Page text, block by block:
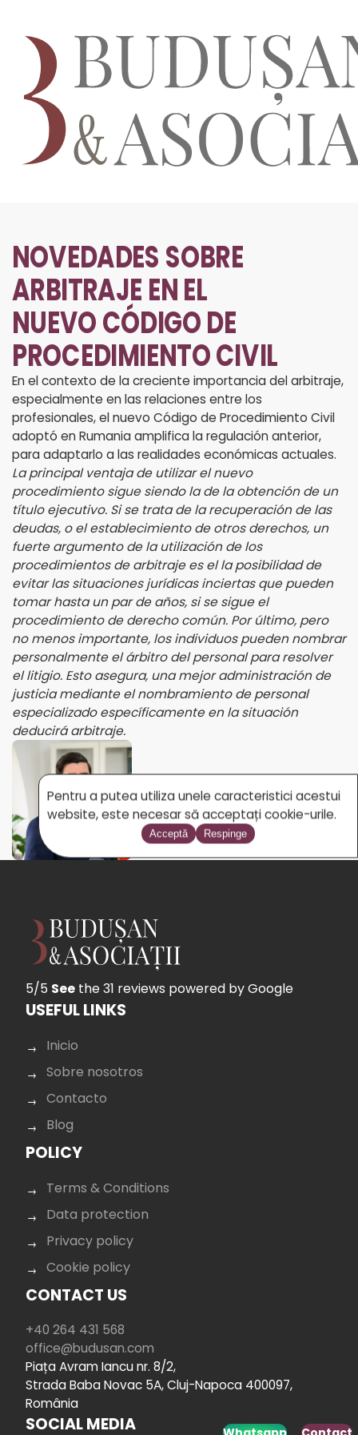
NOVEDADES SOBRE
ARBITRAJE EN EL
NUEVO CÓDIGO DE
PROCEDIMIENTO CIVIL
En el contexto de la creciente importancia del arbitraje,
especialmente en las relaciones entre los
profesionales, el nuevo Código de Procedimiento Civil
adoptó en Rumania amplifica la regulación anterior,
para adaptarlo a las realidades económicas actuales.
La principal ventaja de utilizar el nuevo
procedimiento sigue siendo la de la obtención de un
título ejecutivo. Si se trata de la recuperación de las
deudas, o el establecimiento de otros derechos, un
fuerte argumento de la utilización de los
procedimientos de arbitraje es el la posibilidad de
evitar las situaciones jurídicas inciertas que pueden
tomar hasta un par de años, si se sigue el
procedimiento de derecho común. Por último, pero
no menos importante, los individuos pueden nombrar
personalmente el árbitro del personal para resolver
el litigio. Esto asegura, una mejor administración de
justicia mediante el nombramiento de personal
especializado específicamente en la situación
deducirá arbitraje.
Abogado
MILOȘ ADRIAN
5/5 See the 31 reviews powered by Google
USEFUL LINKS
Inicio
Sobre nosotros
Contacto
Blog
POLICY
Terms & Conditions
Data protection
Privacy policy
Cookie policy
CONTACT US
+40 264 431 568
office@budusan.com
Piața Avram Iancu nr. 8/2,
Strada Baba Novac 5A, Cluj-Napoca 400097,
România
SOCIAL MEDIA
Pentru a putea utiliza unele caracteristici acestui
website, este necesar să acceptați cookie-urile.
Acceptă Respinge